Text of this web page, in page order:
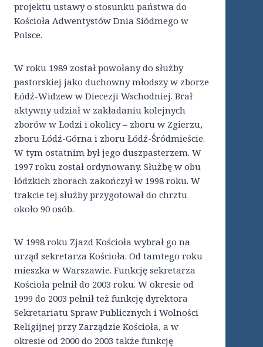
projektu ustawy o stosunku państwa do
Kościoła Adwentystów Dnia Siódmego w
Polsce.
W roku 1989 został powołany do służby
pastorskiej jako duchowny młodszy w zborze
Łódź-Widzew w Diecezji Wschodniej. Brał
aktywny udział w zakładaniu kolejnych
zborów w Łodzi i okolicy – zboru w Zgierzu,
zboru Łódź-Górna i zboru Łódź-Śródmieście.
W tym ostatnim był jego duszpasterzem. W
1997 roku został ordynowany. Służbę w obu
łódzkich zborach zakończył w 1998 roku. W
trakcie tej służby przygotował do chrztu
około 90 osób.
W 1998 roku Zjazd Kościoła wybrał go na
urząd sekretarza Kościoła. Od tamtego roku
mieszka w Warszawie. Funkcję sekretarza
Kościoła pełnił do 2003 roku. W okresie od
1999 do 2003 pełnił też funkcję dyrektora
Sekretariatu Spraw Publicznych i Wolności
Religijnej przy Zarządzie Kościoła, a w
okresie od 2000 do 2003 także funkcję